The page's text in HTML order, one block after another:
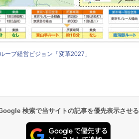
ープ経営ビジョン「変革2027」
検索で当サイトの記事を優先表示させる